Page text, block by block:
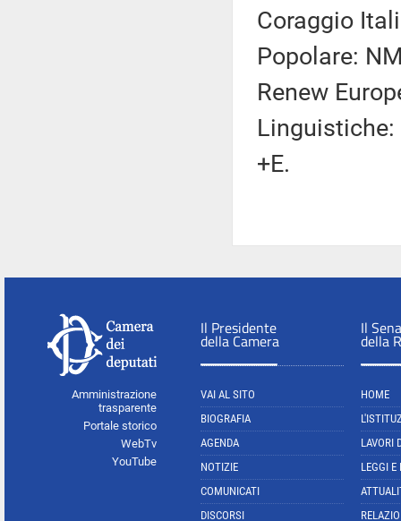
Coraggio
Popolare:
Renew
+E.
Amministrazione
trasparente
Portale storico
WebTv
YouTube
Il Presidente
della Camera
VAI AL SITO
BIOGRAFIA
AGENDA
NOTIZIE
COMUNICATI
DISCORSI
Il
della
HOME
LAVORI
LEGGI E